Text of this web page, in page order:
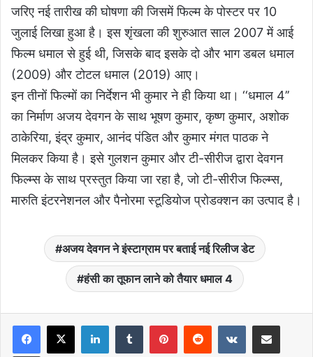
जरिए नई तारीख की घोषणा की जिसमें फिल्म के पोस्टर पर 10
जुलाई लिखा हुआ है। इस शृंखला की शुरुआत साल 2007 में आई
फिल्म धमाल से हुई थी, जिसके बाद इसके दो और भाग डबल धमाल
(2009) और टोटल धमाल (2019) आए।
इन तीनों फिल्मों का निर्देशन भी कुमार ने ही किया था। ‘‘धमाल 4’’
का निर्माण अजय देवगन के साथ भूषण कुमार, कृष्ण कुमार, अशोक
ठाकेरिया, इंद्र कुमार, आनंद पंडित और कुमार मंगत पाठक ने
मिलकर किया है। इसे गुलशन कुमार और टी-सीरीज द्वारा देवगन
फिल्म्स के साथ प्रस्तुत किया जा रहा है, जो टी-सीरीज फिल्म्स,
मारुति इंटरनेशनल और पैनोरमा स्टूडियोज प्रोडक्शन का उत्पाद है।
अजय देवगन ने इंस्टाग्राम पर बताई नई रिलीज डेट
हंसी का तूफान लाने को तैयार धमाल 4